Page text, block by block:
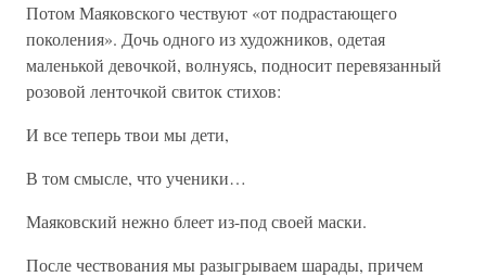
Потом Маяковского чествуют «от подрастающего
поколения». Дочь одного из художников, одетая
маленькой девочкой, волнуясь, подносит перевязанный
розовой ленточкой свиток стихов:
И все теперь твои мы дети,
В том смысле, что ученики…
Маяковский нежно блеет из-под своей маски.
После чествования мы разыгрываем шарады, причем